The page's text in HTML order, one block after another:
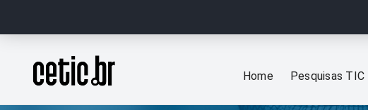
Página inicial
Home Pesquisas TIC